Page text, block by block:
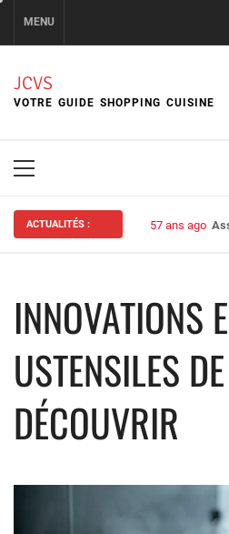
content
MENU
JCVS
VOTRE GUIDE SHOPPING CUISINE
Primary
ACTUALITÉS : 57 ans ago
INNOVATIONS
USTENSILES
DÉCOUVRIR